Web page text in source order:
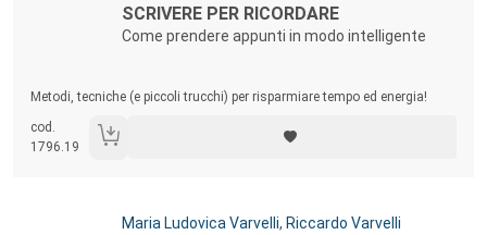
Titolo:
SCRIVERE PER RICORDARE
Come prendere appunti in modo intelligente
Metodi, tecniche (e piccoli trucchi) per risparmiare tempo ed energia!
cod.
1796.19
Autori:
Maria Ludovica Varvelli, Riccardo Varvelli